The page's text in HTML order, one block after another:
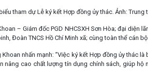
tham dự Lễ ký kết Hợp đồng ủy thác. Ảnh: Trung
– Giám đốc PGD NHCSXH Sơn Hòa; đại diện
Đoàn TNCS Hồ Chí Minh xã; cùng toàn thể cán
nhấn mạnh: “Việc ký kết Hợp đồng ủy thác
nâng cao chất lượng tín dụng chính sách, giúp